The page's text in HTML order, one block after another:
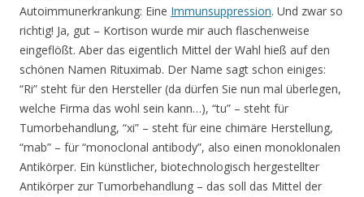
Autoimmunerkrankung: Eine Immunsuppression. Und zwar so
richtig! Ja, gut – Kortison wurde mir auch flaschenweise
eingeflößt. Aber das eigentlich Mittel der Wahl hieß auf den
schönen Namen Rituximab. Der Name sagt schon einiges:
“Ri” steht für den Hersteller (da dürfen Sie nun mal überlegen,
welche Firma das wohl sein kann…), “tu” – steht für
Tumorbehandlung, “xi” – steht für eine chimäre Herstellung,
“mab” – für “monoclonal antibody”, also einen monoklonalen
Antikörper. Ein künstlicher, biotechnologisch hergestellter
Antikörper zur Tumorbehandlung – das soll das Mittel der